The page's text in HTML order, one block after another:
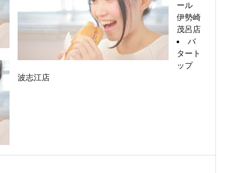
ール
伊勢崎
茂呂店
バ
タート
ップ
波志江店